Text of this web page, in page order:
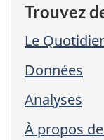
Trouvez
Le
Données
Analyses
À propos